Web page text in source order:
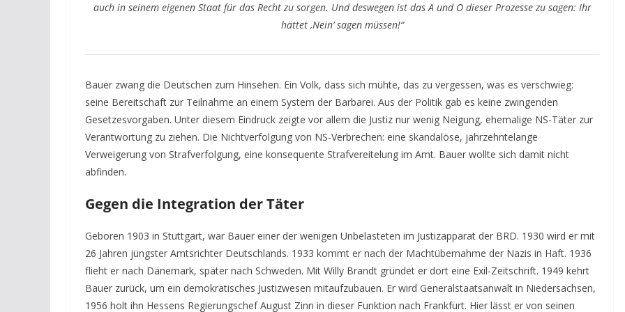
auch in seinem eigenen Staat für das Recht zu sorgen. Und deswegen ist das A und O dieser Prozesse zu sagen: Ihr
hättet ‚Nein‘ sagen müssen!“
Bauer zwang die Deutschen zum Hinsehen. Ein Volk, dass sich mühte, das zu vergessen, was es verschwieg:
seine Bereitschaft zur Teilnahme an einem System der Barbarei. Aus der Politik gab es keine zwingenden
Gesetzesvorgaben. Unter diesem Eindruck zeigte vor allem die Justiz nur wenig Neigung, ehemalige NS-Täter zur
Verantwortung zu ziehen. Die Nichtverfolgung von NS-Verbrechen: eine skandalöse, jahrzehntelange
Verweigerung von Strafverfolgung, eine konsequente Strafvereitelung im Amt. Bauer wollte sich damit nicht
abfinden.
Gegen die Integration der Täter
Geboren 1903 in Stuttgart, war Bauer einer der wenigen Unbelasteten im Justizapparat der BRD. 1930 wird er mit
26 Jahren jüngster Amtsrichter Deutschlands. 1933 kommt er nach der Machtübernahme der Nazis in Haft. 1936
flieht er nach Dänemark, später nach Schweden. Mit Willy Brandt gründet er dort eine Exil-Zeitschrift. 1949 kehrt
Bauer zurück, um ein demokratisches Justizwesen mitaufzubauen. Er wird Generalstaatsanwalt in Niedersachsen,
1956 holt ihn Hessens Regierungschef August Zinn in dieser Funktion nach Frankfurt. Hier lässt er von seinen